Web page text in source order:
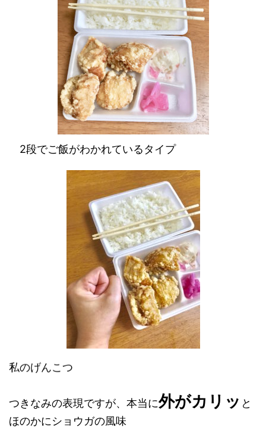
2段でご飯がわかれているタイプ
私のげんこつ
つきなみの表現ですが、本当に外がカリッ と
ほのかにショウガの風味